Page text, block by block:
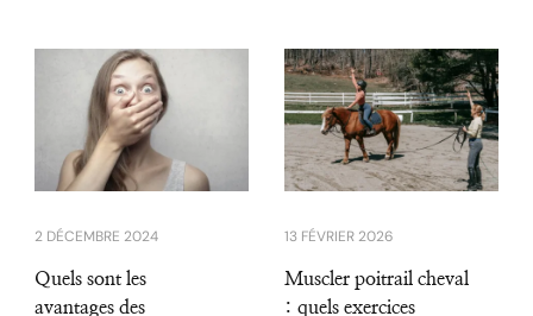
2 DÉCEMBRE 2024
Quels sont les
avantages des
13 FÉVRIER 2026
Muscler poitrail cheval
: quels exercices